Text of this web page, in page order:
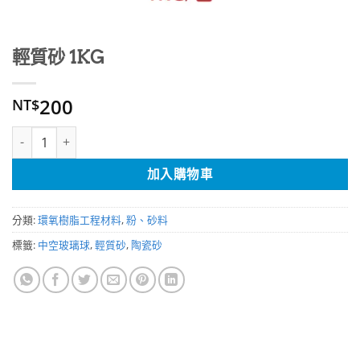
輕質砂 1KG
NT$200
輕質砂 1KG 數量
加入購物車
分類:環氧樹脂工程材料,粉、砂料
標籤: 中空玻璃球,輕質砂, 陶瓷砂